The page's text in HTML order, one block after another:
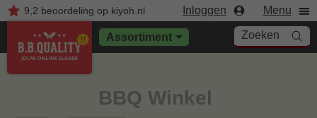
9,2 beoordelingop kiyoh.nl Inloggen Menu
Assortiment Zoeken
BBQ Winkel